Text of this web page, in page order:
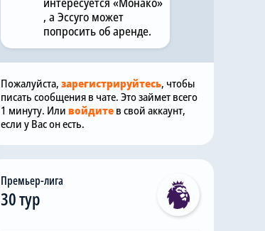
, а Эссуго может
попросить об аренде.
Пожалуйста, зарегистрируйтесь, чтобы
писать сообщения в чате. Это займет всего
1 минуту. Или войдите в свой аккаунт,
если у Вас он есть.
Премьер-лига
30 тур